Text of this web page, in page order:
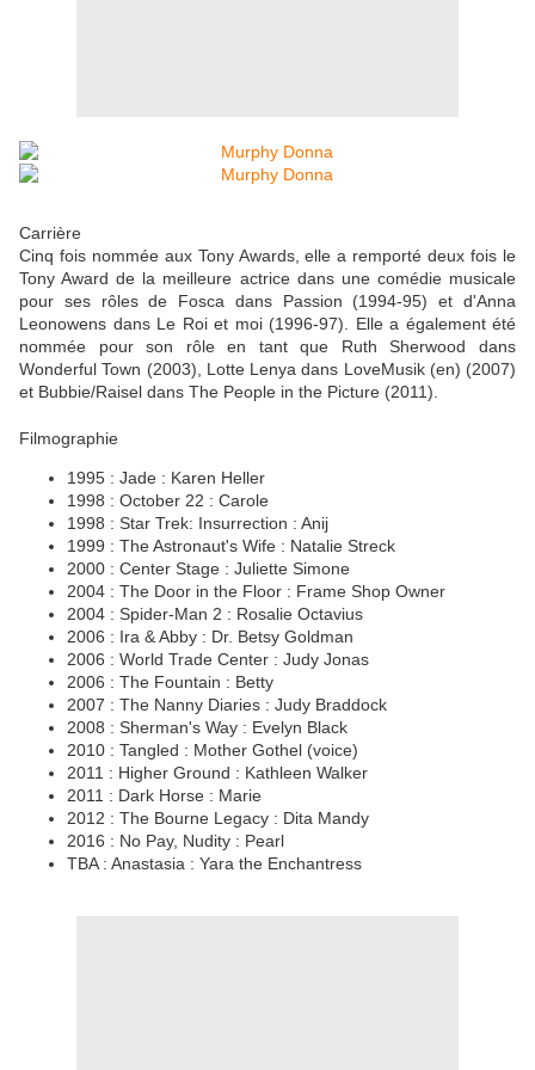
Carrière
Cinq fois nommée aux Tony Awards, elle a remporté deux fois le
Tony Award de la meilleure actrice dans une comédie musicale
pour ses rôles de Fosca dans Passion (1994-95) et d'Anna
Leonowens dans Le Roi et moi (1996-97). Elle a également été
nommée pour son rôle en tant que Ruth Sherwood dans
Wonderful Town (2003), Lotte Lenya dans LoveMusik (en) (2007)
et Bubbie/Raisel dans The People in the Picture (2011).
Filmographie
1995 : Jade : Karen Heller
1998 : October 22 : Carole
1998 : Star Trek: Insurrection : Anij
1999 : The Astronaut's Wife : Natalie Streck
2000 : Center Stage : Juliette Simone
2004 : The Door in the Floor : Frame Shop Owner
2004 : Spider-Man 2 : Rosalie Octavius
2006 : Ira & Abby : Dr. Betsy Goldman
2006 : World Trade Center : Judy Jonas
2006 : The Fountain : Betty
2007 : The Nanny Diaries : Judy Braddock
2008 : Sherman's Way : Evelyn Black
2010 : Tangled : Mother Gothel (voice)
2011 : Higher Ground : Kathleen Walker
2011 : Dark Horse : Marie
2012 : The Bourne Legacy : Dita Mandy
2016 : No Pay, Nudity : Pearl
TBA : Anastasia : Yara the Enchantress